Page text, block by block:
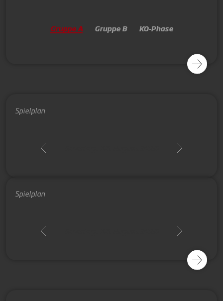
Gruppe A Gruppe B KO-Phase
Spielplan
Spielplan